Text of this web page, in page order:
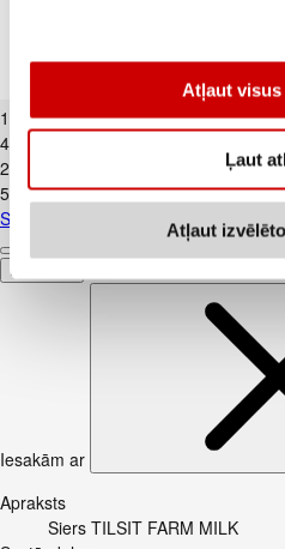
Atļaut
Ļaut
Atļaut
1
99€
4,42€/kg
2
5,31€/kg
Skābais krējums VALMIERA 20% 450g
Pievienot
Iesakām ar
Apraksts
Siers TILSIT FARM MILK